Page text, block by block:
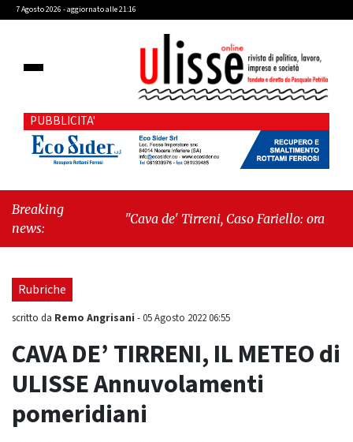
7 Agosto 2026 - aggiornato alle 21:16
PUBBLICITA'
Breaking
news:
"Cava de' Tirreni, Caso Fariello: ora torniamo
Rubriche
scritto da Remo Angrisani -05 Agosto 2022 06:55
CAVA DE’ TIRRENI, IL METEO di
ULISSE Annuvolamenti
pomeridiani